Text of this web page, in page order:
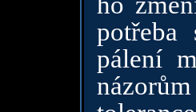
potřeba
pálení